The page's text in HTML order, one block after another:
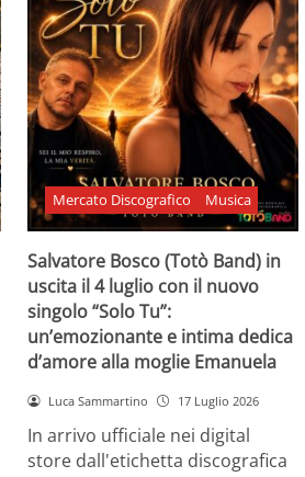
Mercato Discografico Musica
Salvatore Bosco (Totò Band) in
uscita il 4 luglio con il nuovo
singolo “Solo Tu”:
un’emozionante e intima dedica
d’amore alla moglie Emanuela
Luca Sammartino 17 Luglio 2026
In arrivo ufficiale nei digital
store dall'etichetta discografica